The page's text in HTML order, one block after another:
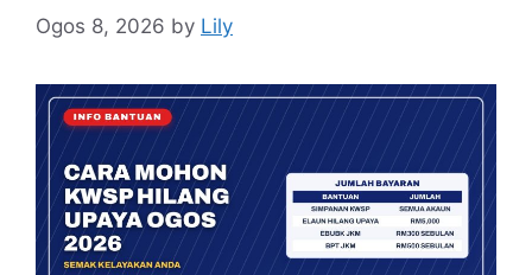
Ogos 8, 2026 by Lily